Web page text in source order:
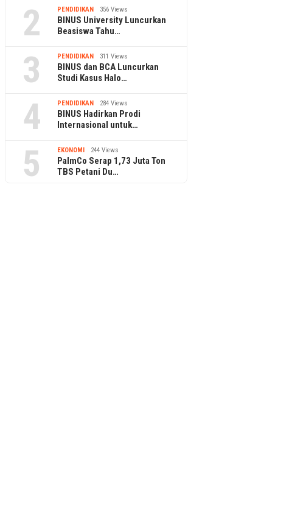
2 PENDIDIKAN 356 Views
BINUS University Luncurkan
Beasiswa Tahu…
3 PENDIDIKAN 311 Views
BINUS dan BCA Luncurkan
Studi Kasus Halo…
4 PENDIDIKAN 284 Views
BINUS Hadirkan Prodi
Internasional untuk…
5 EKONOMI 244 Views
PalmCo Serap 1,73 Juta Ton
TBS Petani Du…